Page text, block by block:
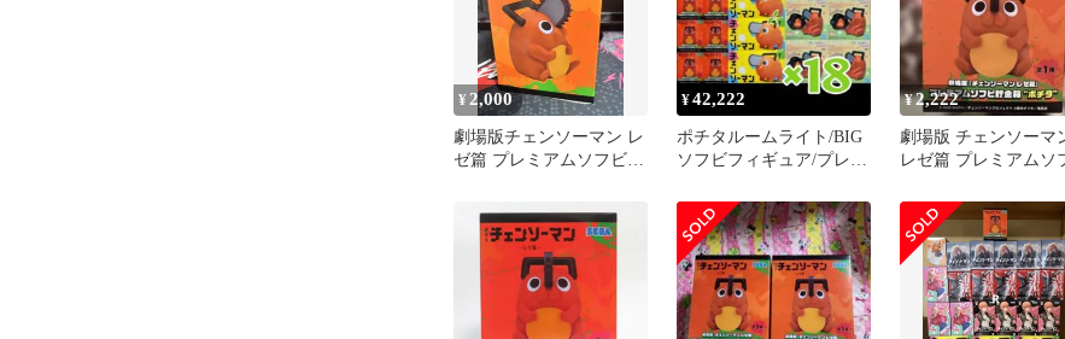
¥ 2,000
劇場版チェンソーマン レ
ゼ篇 プレミアムソフビ貯
¥42,222
ポチタルームライト/BIG
ソフビフィギュア/プレミ
¥2,222
劇場版 チェンソーマ
レゼ篇 プレミアムソ